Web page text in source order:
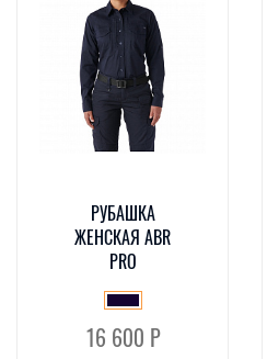
РУБАШКА
ЖЕНСКАЯ ABR
PRO
16 600 Р